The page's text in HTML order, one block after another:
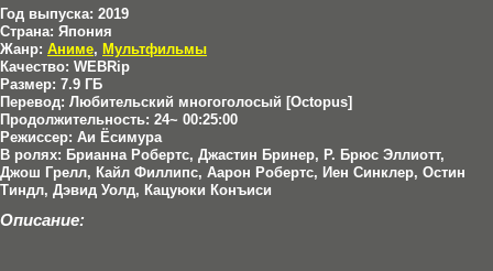
Год выпуска: 2019
Страна: Япония
Жанр: Аниме, Мультфильмы
Качество: WEBRip
Размер: 7.9 ГБ
Перевод: Любительский многоголосый [Octopus]
Продолжительность: 24~ 00:25:00
Режиссер: Аи Ёсимура
В ролях: Брианна Робертс, Джастин Бринер, Р. Брюс Эллиотт,
Джош Грелл, Кайл Филлипс, Аарон Робертс, Иен Синклер, Остин
Тиндл, Дэвид Уолд, Кацуюки Конъиси
Описание: